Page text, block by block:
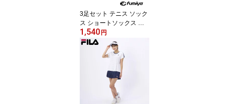
3足セット テニス ソック
ス ショートソックス 靴
下 レディース 女性 fumiy
a 3足組 ドット 水玉 かわ
いい FSA2302
1,540円